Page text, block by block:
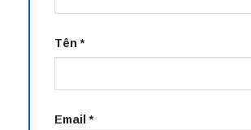
Tên*
Email*